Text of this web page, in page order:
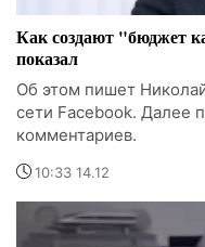
Как создают "бюджет
показал
Об этом пишет
сети Facebook. Далее
комментариев.
10:33 14.12